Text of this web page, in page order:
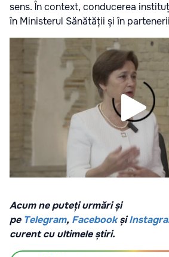
sens. În context, conducerea
în Ministerul Sănătății și în
Acum ne puteți urmări și
pe Telegram, Facebook și
curent cu ultimele știri.